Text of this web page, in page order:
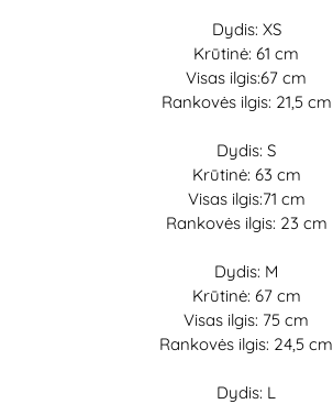
Dydis: XS
Krūtinė: 61 cm
Visas ilgis:67 cm
Rankovės ilgis: 21,5 cm
Dydis: S
Krūtinė: 63 cm
Visas ilgis:71 cm
Rankovės ilgis: 23 cm
Dydis: M
Krūtinė: 67 cm
Visas ilgis: 75 cm
Rankovės ilgis: 24,5 cm
Dydis: L